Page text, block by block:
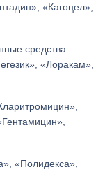
«Кагоцел»,
средства –
«Лоракам»,
«Полидекса»,